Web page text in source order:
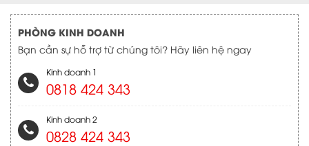
PHÒNG KINH DOANH
Bạn cần sự hỗ trợ từ chúng tôi? Hãy liên hệ ngay
Kinh doanh 1
0818 424 343
Kinh doanh 2
0828 424 343